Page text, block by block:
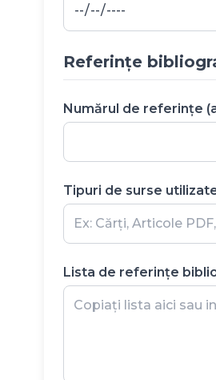
Referințe
Numărul de referințe
Tipuri de surse
Lista de referințe